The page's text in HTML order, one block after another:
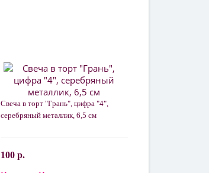
Свеча в торт "Грань", цифра "4",
серебряный металлик, 6,5 см
100 р.